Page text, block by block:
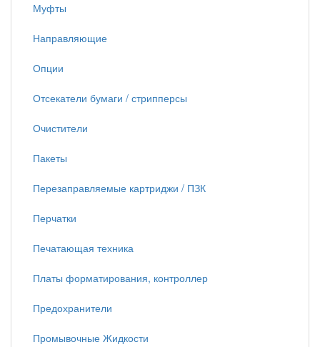
Муфты
Направляющие
Опции
Отсекатели бумаги / стрипперсы
Очистители
Пакеты
Перезаправляемые картриджи / ПЗК
Перчатки
Печатающая техника
Платы форматирования, контроллер
Предохранители
Промывочные Жидкости